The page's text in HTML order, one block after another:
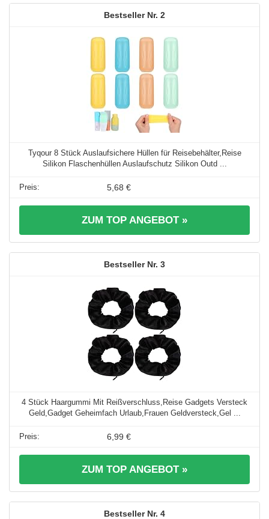
2
Tyqour 8 Stück Auslaufsichere Hüllen für Reisebehälter,Reise
Silikon Flaschenhüllen Auslaufschutz Silikon Outd ...
5,68 €
ZUM TOP ANGEBOT »
3
4 Stück Haargummi Mit Reißverschluss,Reise Gadgets Versteck
Geld,Gadget Geheimfach Urlaub,Frauen Geldversteck,Gel ...
6,99 €
ZUM TOP ANGEBOT »
4